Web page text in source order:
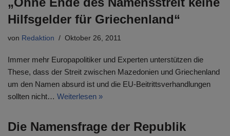
Hilfsgelder für Griechenland“
von Redaktion Oktober 26, 2011
Immer mehr Europapolitiker und Experten unterstützen die
These, dass der Streit zwischen Mazedonien und Griechenland
um den Namen absurd ist und die EU-Beitrittsverhandlungen
sollten nicht… Weiterlesen »
Die Namensfrage der Republik